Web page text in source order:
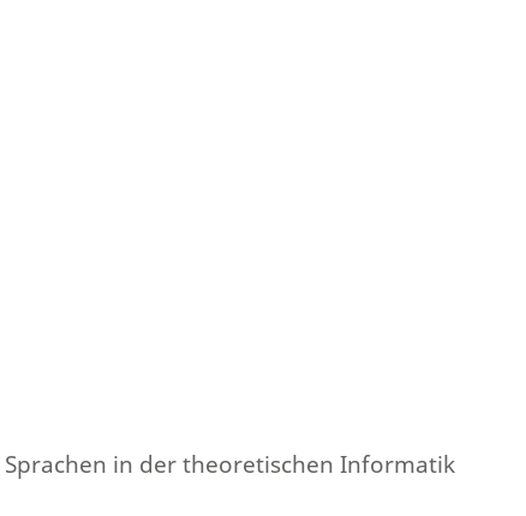
in der theoretischen Informatik